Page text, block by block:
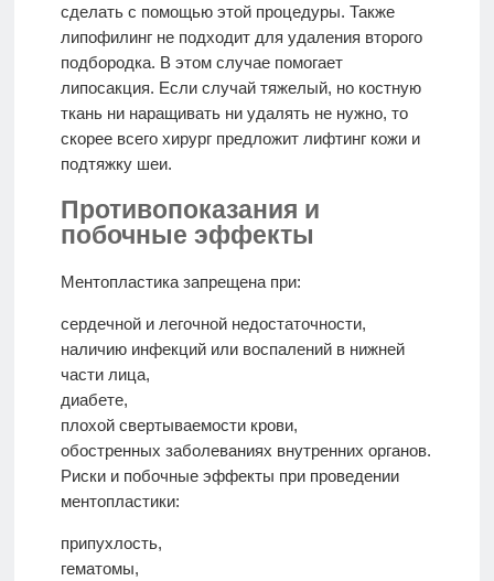
сделать с помощью этой процедуры. Также
липофилинг не подходит для удаления второго
подбородка. В этом случае помогает
липосакция. Если случай тяжелый, но костную
ткань ни наращивать ни удалять не нужно, то
скорее всего хирург предложит лифтинг кожи и
подтяжку шеи.
Противопоказания и
побочные эффекты
Ментопластика запрещена при:
сердечной и легочной недостаточности,
наличию инфекций или воспалений в нижней
части лица,
диабете,
плохой свертываемости крови,
обостренных заболеваниях внутренних органов.
Риски и побочные эффекты при проведении
ментопластики:
припухлость,
гематомы,